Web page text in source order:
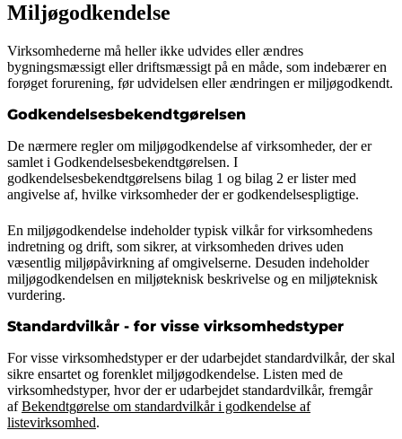
Miljøgodkendelse
Virksomhederne må heller ikke udvides eller ændres
bygningsmæssigt eller driftsmæssigt på en måde, som indebærer en
forøget forurening, før udvidelsen eller ændringen er miljøgodkendt.
Godkendelsesbekendtgørelsen
De nærmere regler om miljøgodkendelse af virksomheder, der er
samlet i Godkendelsesbekendtgørelsen. I
godkendelsesbekendtgørelsens bilag 1 og bilag 2 er lister med
angivelse af, hvilke virksomheder der er godkendelsespligtige.
En miljøgodkendelse indeholder typisk vilkår for virksomhedens
indretning og drift, som sikrer, at virksomheden drives uden
væsentlig miljøpåvirkning af omgivelserne. Desuden indeholder
miljøgodkendelsen en miljøteknisk beskrivelse og en miljøteknisk
vurdering.
Standardvilkår - for visse virksomhedstyper
For visse virksomhedstyper er der udarbejdet standardvilkår, der skal
sikre ensartet og forenklet miljøgodkendelse. Listen med de
virksomhedstyper, hvor der er udarbejdet standardvilkår, fremgår
afBekendtgørelse om standardvilkår i godkendelse af
listevirksomhed.